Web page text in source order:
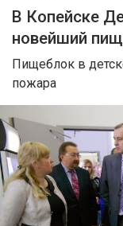
В Копейске
новейший
Пищеблок в
пожара